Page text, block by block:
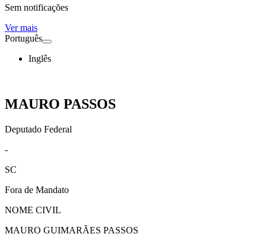
Sem notificações
Ver mais
Português
Inglês
MAURO PASSOS
Deputado Federal
-
SC
Fora de Mandato
NOME CIVIL
MAURO GUIMARÃES PASSOS